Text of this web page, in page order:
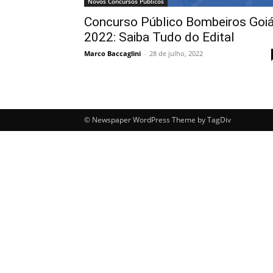
Concurso Público Bombeiros
2022: Saiba Tudo do Edital
Marco Baccaglini - 28 de julho, 2022
© Newspaper WordPress Theme by TagDiv